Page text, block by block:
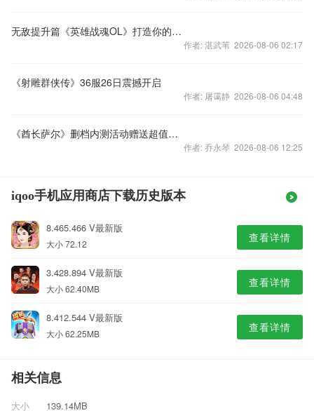
无敌提升篇《英雄战魂OL》打造你的决斗盛宴
作者: 湛武苇 2026-08-06 02:17
《射雕群侠传》36服26日震撼开启
作者: 屠霭静 2026-08-06 04:48
《酋长萨尔》删档内测活动赠送超值大礼
作者: 乔永琴 2026-08-06 12:25
iqoo手机应用商店下载历史版本
8.465.466 V最新版
大小 72.12 查看详情
3.428.894 V最新版
大小 62.40MB 查看详情
8.412.544 V最新版
大小 62.25MB 查看详情
相关信息
大小
139.14MB